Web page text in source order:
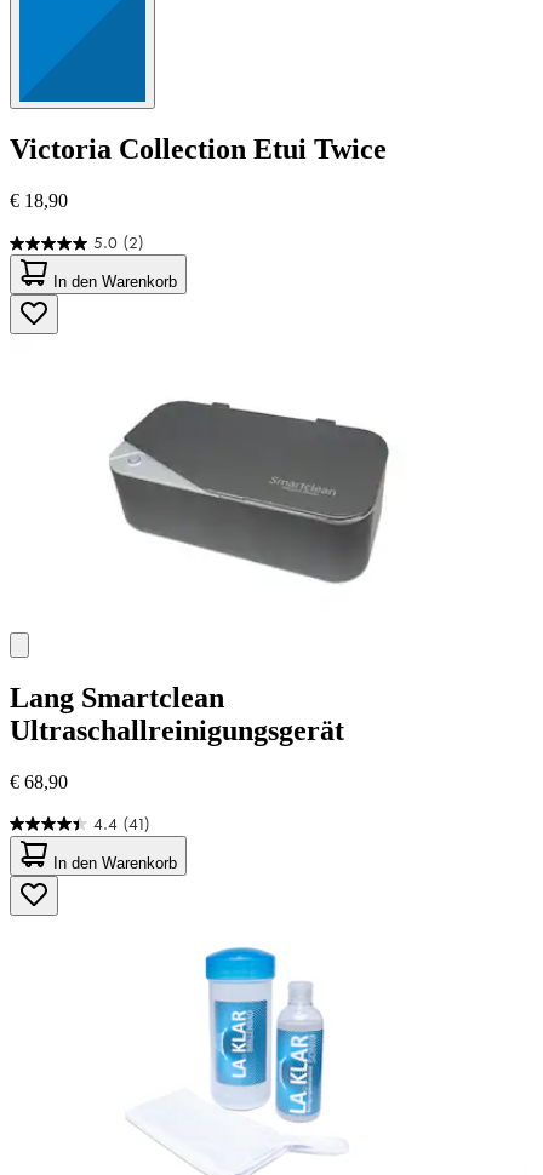
Victoria Collection Etui Twice
€ 18,90
5.0 (2)
5.0
von
5
Sternen.
2
In den Warenkorb
Lang Smartclean
Ultraschallreinigungsgerät
€ 68,90
4.4 (41)
4.4
von
5
Sternen.
41
In den Warenkorb